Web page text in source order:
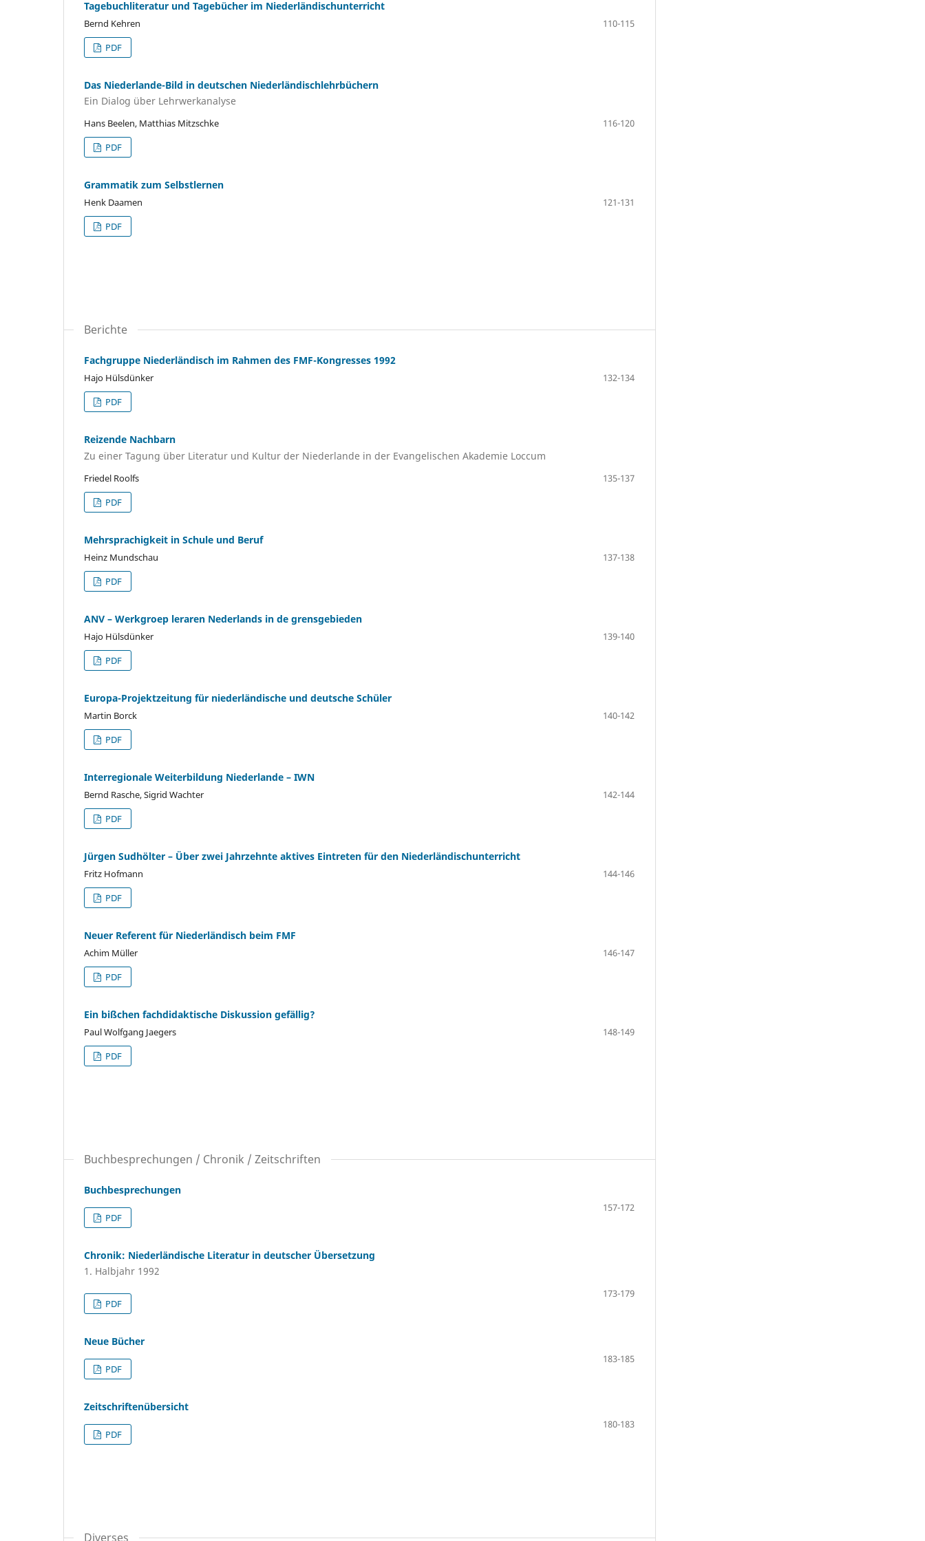
Tagebuchliteratur und Tagebücher im Niederländischunterricht
Bernd Kehren
110-115
PDF
Das Niederlande-Bild in deutschen Niederländischlehrbüchern
Ein Dialog über Lehrwerkanalyse
Hans Beelen, Matthias Mitzschke
116-120
PDF
Grammatik zum Selbstlernen
Henk Daamen
121-131
PDF
Berichte
Fachgruppe Niederländisch im Rahmen des FMF-Kongresses 1992
Hajo Hülsdünker
132-134
PDF
Reizende Nachbarn
Zu einer Tagung über Literatur und Kultur der Niederlande in der Evangelischen Akademie Loccum
Friedel Roolfs
135-137
PDF
Mehrsprachigkeit in Schule und Beruf
Heinz Mundschau
137-138
PDF
ANV – Werkgroep leraren Nederlands in de grensgebieden
Hajo Hülsdünker
139-140
PDF
Europa-Projektzeitung für niederländische und deutsche Schüler
Martin Borck
140-142
PDF
Interregionale Weiterbildung Niederlande – IWN
Bernd Rasche, Sigrid Wachter
142-144
PDF
Jürgen Sudhölter – Über zwei Jahrzehnte aktives Eintreten für den Niederländischunterricht
Fritz Hofmann
144-146
PDF
Neuer Referent für Niederländisch beim FMF
Achim Müller
146-147
PDF
Ein bißchen fachdidaktische Diskussion gefällig?
Paul Wolfgang Jaegers
148-149
PDF
Buchbesprechungen / Chronik / Zeitschriften
Buchbesprechungen
157-172
PDF
Chronik: Niederländische Literatur in deutscher Übersetzung
1. Halbjahr 1992
173-179
PDF
Neue Bücher
183-185
PDF
Zeitschriftenübersicht
180-183
PDF
Diverses